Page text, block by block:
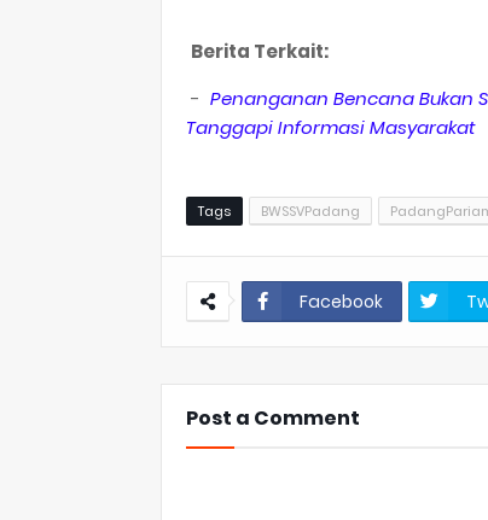
Berita Terkait:
- Penanganan Bencana Bukan
Tanggapi Informasi Masyarakat
Tags BWSSVPadang
Facebook
Post a Comment